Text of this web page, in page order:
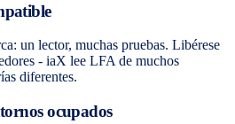
un lector, muchas pruebas. Libérese
- iaX lee LFA de muchos
diferentes.
ocupados